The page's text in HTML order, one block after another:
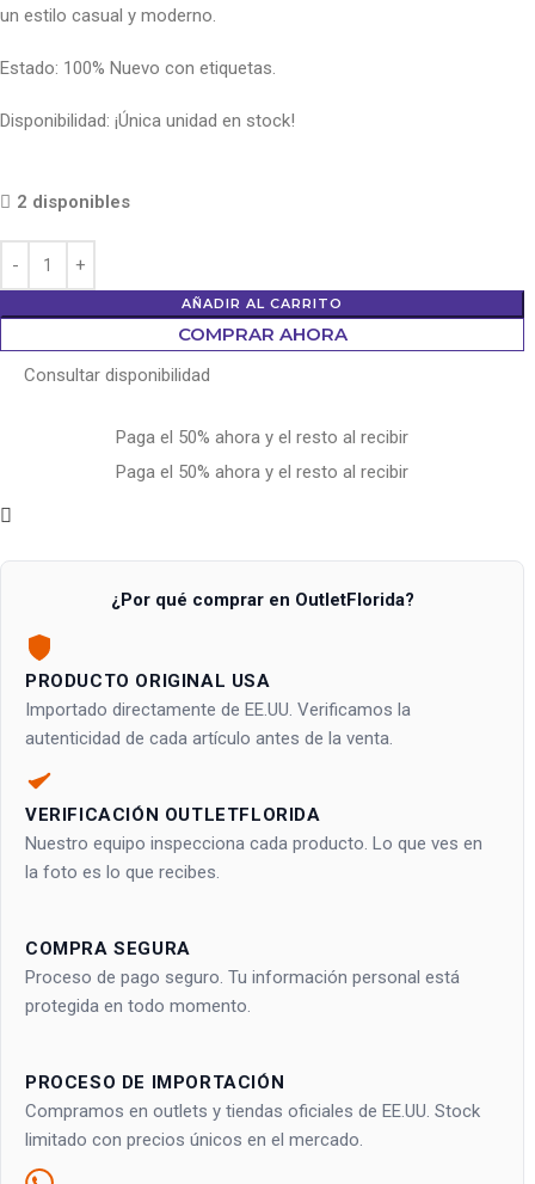
un estilo casual y moderno.
Estado: 100% Nuevo con etiquetas.
Disponibilidad: ¡Única unidad en stock!
2 disponibles
AÑADIR AL CARRITO
COMPRAR AHORA
Consultar disponibilidad
Paga el 50% ahora y el resto al recibir
Paga el 50% ahora y el resto al recibir
¿Por qué comprar en OutletFlorida?
PRODUCTO ORIGINAL USA
Importado directamente de EE.UU. Verificamos la
autenticidad de cada artículo antes de la venta.
VERIFICACIÓN OUTLETFLORIDA
Nuestro equipo inspecciona cada producto. Lo que ves en
la foto es lo que recibes.
COMPRA SEGURA
Proceso de pago seguro. Tu información personal está
protegida en todo momento.
PROCESO DE IMPORTACIÓN
Compramos en outlets y tiendas oficiales de EE.UU. Stock
limitado con precios únicos en el mercado.